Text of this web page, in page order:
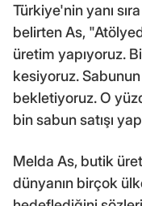
Türkiye'nin yanı
belirten As,
üretim yapıyoruz.
kesiyoruz. Sabunun
bekletiyoruz. O
bin sabun satışı
Melda As, butik
dünyanın birçok